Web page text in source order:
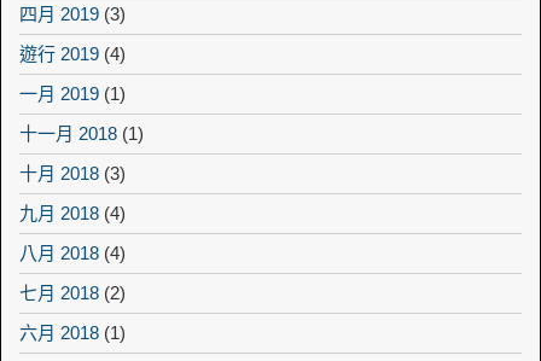
四月 2019 (3)
遊行 2019 (4)
一月 2019 (1)
十一月 2018 (1)
十月 2018 (3)
九月 2018 (4)
八月 2018 (4)
七月 2018 (2)
六月 2018 (1)